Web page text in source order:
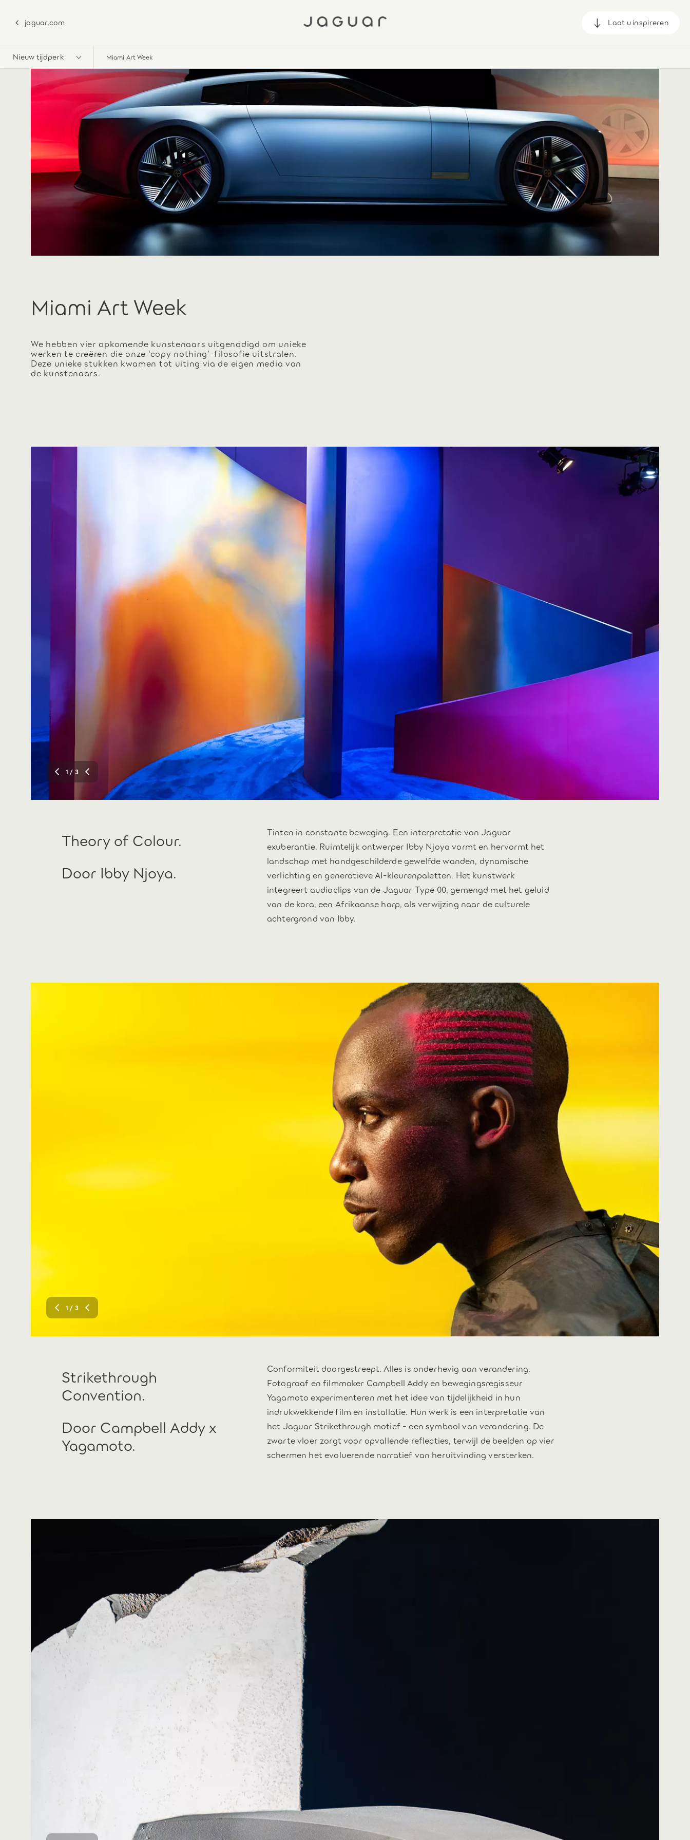
jaguar.com Laat u inspireren
Nieuw tijdperk Miami Art Week
Miami Art Week
We hebben vier opkomende kunstenaars uitgenodigd om unieke
werken te creëren die onze ‘copy nothing’-filosofie uitstralen.
Deze unieke stukken kwamen tot uiting via de eigen media van
de kunstenaars.
1 / 3
Theory of Colour.
Door Ibby Njoya.
Tinten in constante beweging. Een interpretatie van Jaguar
exuberantie. Ruimtelijk ontwerper Ibby Njoya vormt en hervormt het
landschap met handgeschilderde gewelfde wanden, dynamische
verlichting en generatieve AI-kleurenpaletten. Het kunstwerk
integreert audioclips van de Jaguar Type 00, gemengd met het geluid
van de kora, een Afrikaanse harp, als verwijzing naar de culturele
achtergrond van Ibby.
1 / 3
Strikethrough
Convention.
Door Campbell Addy x
Yagamoto.
Conformiteit doorgestreept. Alles is onderhevig aan verandering.
Fotograaf en filmmaker Campbell Addy en bewegingsregisseur
Yagamoto experimenteren met het idee van tijdelijkheid in hun
indrukwekkende film en installatie. Hun werk is een interpretatie van
het Jaguar Strikethrough motief - een symbool van verandering. De
zwarte vloer zorgt voor opvallende reflecties, terwijl de beelden op vier
schermen het evoluerende narratief van heruitvinding versterken.